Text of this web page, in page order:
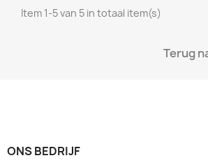
Item 1-5 van 5 in totaal item(s)
Terug
ONS BEDRIJF